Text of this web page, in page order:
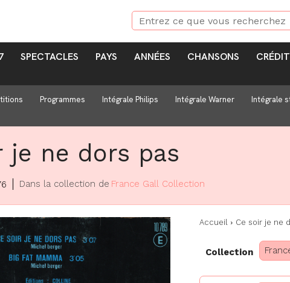
SPECTACLES PAYS ANNÉES CHANSONS
Programmes Intégrale Philips Intégrale Warner Intégrale
je ne dors pas
Dans la collection de France Gall Collection
Accueil Ce soir je ne
Collection